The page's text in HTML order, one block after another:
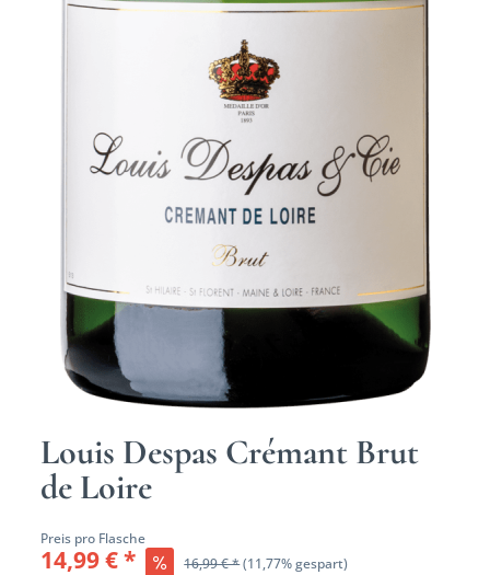
Louis Despas Crémant Brut
de Loire
Preis pro Flasche
14,99 € * 16,99 € *(11,77% gespart)